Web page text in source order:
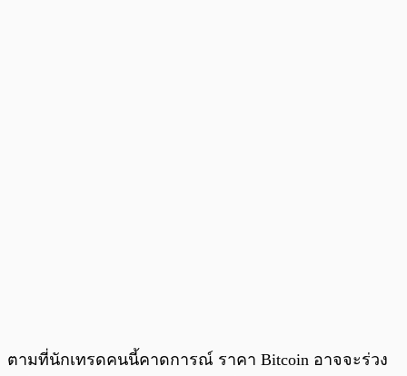
ตามที่นักเทรดคนนี้คาดการณ์ ราคา Bitcoin อาจจะร่วง